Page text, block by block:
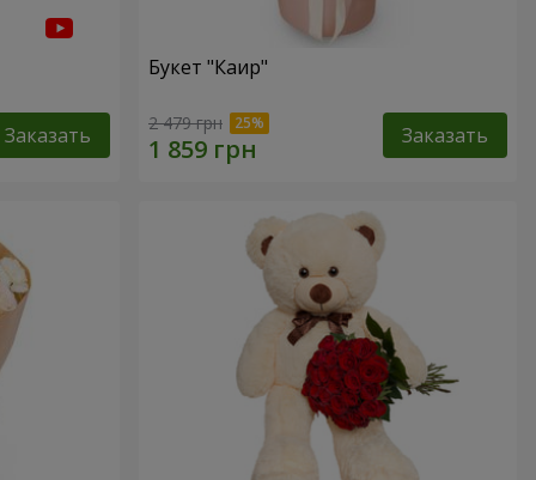
Заказать
Букет "Каир"
2 479 грн Заказать